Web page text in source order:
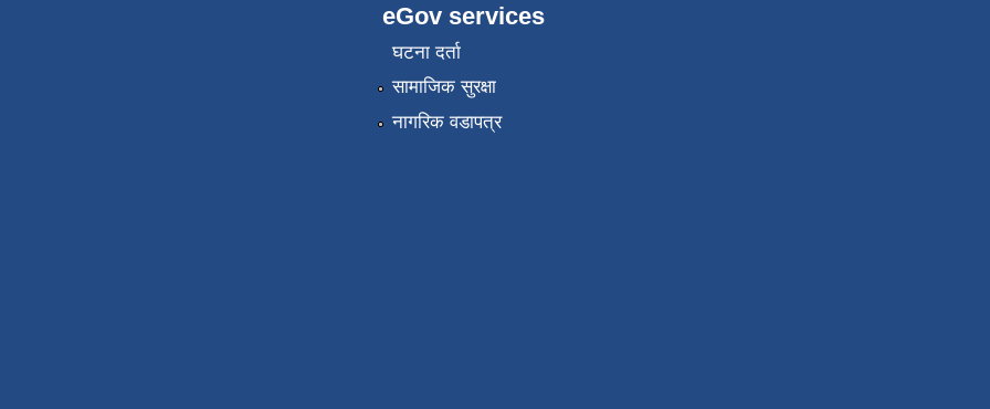
eGov services
घटना दर्ता
सामाजिक सुरक्षा
नागरिक वडापत्र